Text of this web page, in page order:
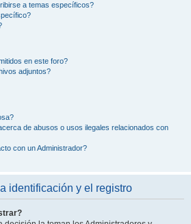
a temas específicos?
en este foro?
adjuntos?
de abusos o usos ilegales relacionados con
con un Administrador?
identificación y el registro